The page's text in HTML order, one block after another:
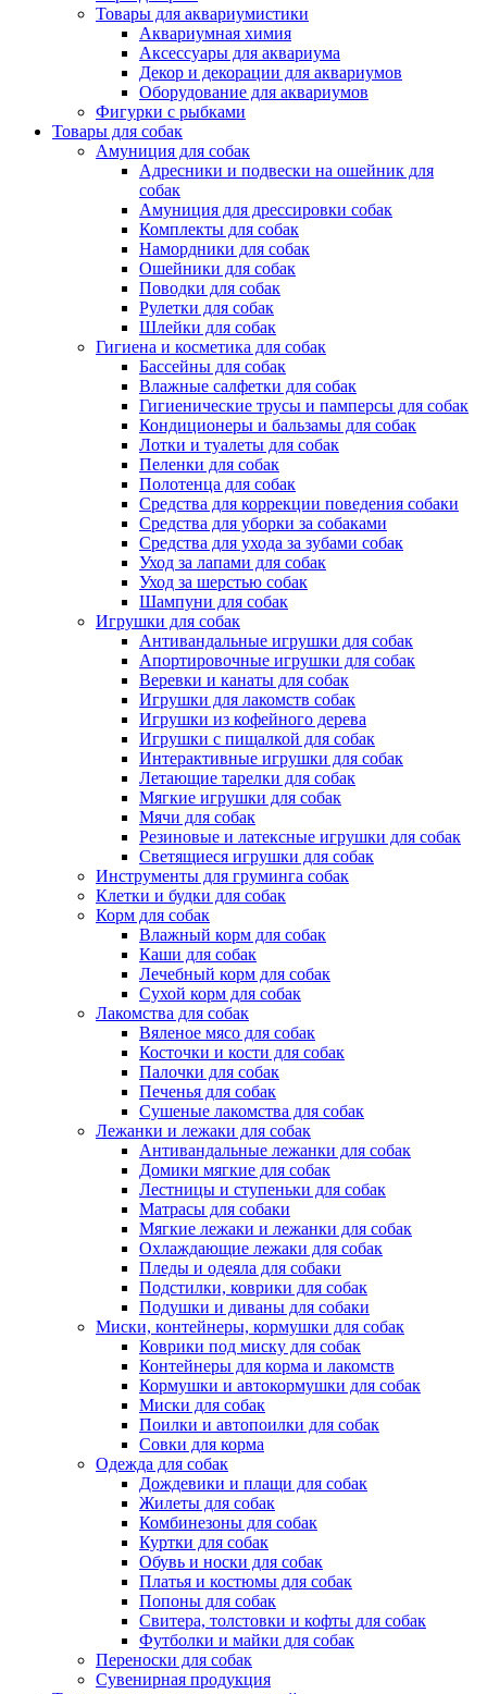
Товары для аквариумистики
Аквариумная химия
Аксессуары для аквариума
Декор и декорации для аквариумов
Оборудование для аквариумов
Фигурки с рыбками
Товары для собак
Амуниция для собак
Адресники и подвески на ошейник для
собак
Амуниция для дрессировки собак
Комплекты для собак
Намордники для собак
Ошейники для собак
Поводки для собак
Рулетки для собак
Шлейки для собак
Гигиена и косметика для собак
Бассейны для собак
Влажные салфетки для собак
Гигиенические трусы и памперсы для собак
Кондиционеры и бальзамы для собак
Лотки и туалеты для собак
Пеленки для собак
Полотенца для собак
Средства для коррекции поведения собаки
Средства для уборки за собаками
Средства для ухода за зубами собак
Уход за лапами для собак
Уход за шерстью собак
Шампуни для собак
Игрушки для собак
Антивандальные игрушки для собак
Апортировочные игрушки для собак
Веревки и канаты для собак
Игрушки для лакомств собак
Игрушки из кофейного дерева
Игрушки с пищалкой для собак
Интерактивные игрушки для собак
Летающие тарелки для собак
Мягкие игрушки для собак
Мячи для собак
Резиновые и латексные игрушки для собак
Светящиеся игрушки для собак
Инструменты для груминга собак
Клетки и будки для собак
Корм для собак
Влажный корм для собак
Каши для собак
Лечебный корм для собак
Сухой корм для собак
Лакомства для собак
Вяленое мясо для собак
Косточки и кости для собак
Палочки для собак
Печенья для собак
Сушеные лакомства для собак
Лежанки и лежаки для собак
Антивандальные лежанки для собак
Домики мягкие для собак
Лестницы и ступеньки для собак
Матрасы для собаки
Мягкие лежаки и лежанки для собак
Охлаждающие лежаки для собак
Пледы и одеяла для собаки
Подстилки, коврики для собак
Подушки и диваны для собаки
Миски, контейнеры, кормушки для собак
Коврики под миску для собак
Контейнеры для корма и лакомств
Кормушки и автокормушки для собак
Миски для собак
Поилки и автопоилки для собак
Совки для корма
Одежда для собак
Дождевики и плащи для собак
Жилеты для собак
Комбинезоны для собак
Куртки для собак
Обувь и носки для собак
Платья и костюмы для собак
Попоны для собак
Свитера, толстовки и кофты для собак
Футболки и майки для собак
Переноски для собак
Сувенирная продукция